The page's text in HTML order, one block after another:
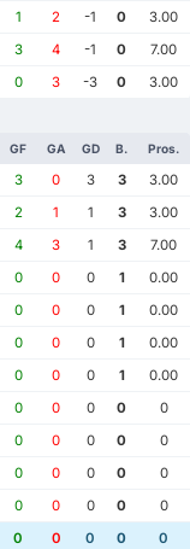
1 2 -1 0
3.00
3 4 -1 0
7.00
0 3 -3 0 3.00
GF GA GD B. Pros.
3 0 3 3
3.00
2 1 1 3
3.00
4 3 1 3
7.00
0 0 0 1
0.00
0 0 0 1
0.00
0 0 0 1
0.00
0 0 0 1
0.00
0 0 0 0
0
0 0 0 0
0
0 0 0 0
0
0 0 0 0
0
0 0 0 0
0